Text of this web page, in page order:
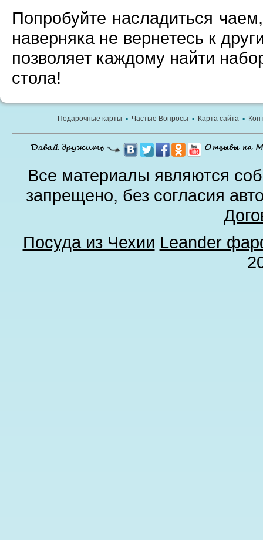
Попробуйте насладиться
наверняка не вернетесь к
позволяет каждому найти
стола!
Подарочные карты ▪ Частые Вопросы ▪ Карта сайта ▪
Все материалы являются
запрещено, без согласия
Посуда из Чехии Leander